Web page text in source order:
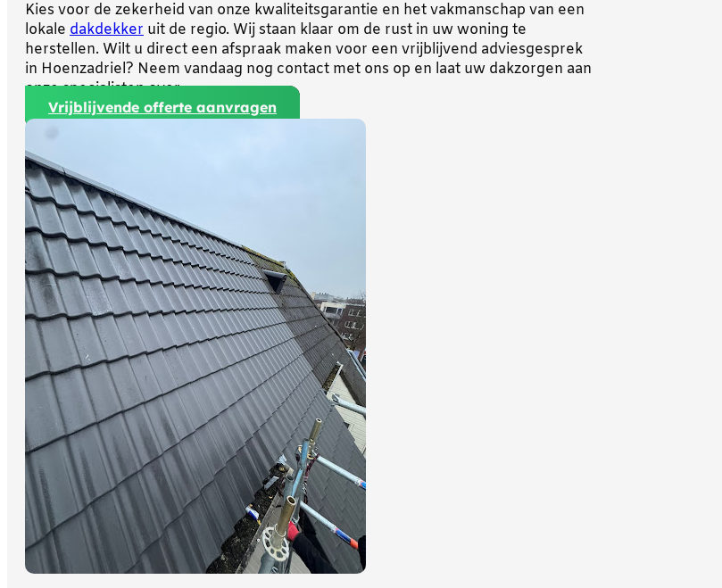
Kies voor de zekerheid van onze kwaliteitsgarantie en het vakmanschap van een
lokale dakdekker uit de regio. Wij staan klaar om de rust in uw woning te
herstellen. Wilt u direct een afspraak maken voor een vrijblijvend adviesgesprek
in Hoenzadriel? Neem vandaag nog contact met ons op en laat uw dakzorgen aan
onze specialisten over.
Vrijblijvende offerte aanvragen